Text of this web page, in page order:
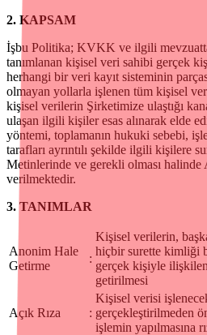
2. KAPSAM
İşbu Politika; KVKK ve ilgili
tanımlanan kişisel veri sahibi gerçek
herhangi bir veri kayıt sisteminin
olmayan yollarla işlenen tüm kişisel
kişisel verilerin Şirketimize ulaştığı
ulaşan ilgili kişiler esas alınarak elde
yöntemi, toplamanın hukuki sebebi,
tarafları ayrıntılı şekilde ilgili kişilere
Metinlerinde ve gerekli olması halinde
verilmektedir.
3. TANIMLAR
Anonim Hale
Getirme
:
Kişisel verilerin,
hiçbir surette kimliği
gerçek kişiyle
getirilmesi
Açık Rıza :
Kişisel verisi
gerçekleştirilmeden
işlemin yapılmasına